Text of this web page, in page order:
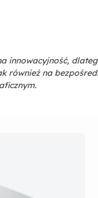
innowacyjność,
również na